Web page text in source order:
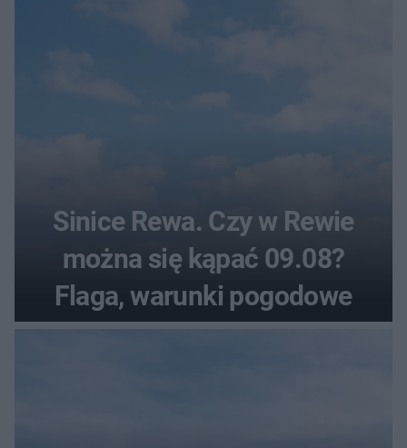
Sinice Rewa. Czy w Rewie
można się kąpać 09.08?
Flaga, warunki pogodowe